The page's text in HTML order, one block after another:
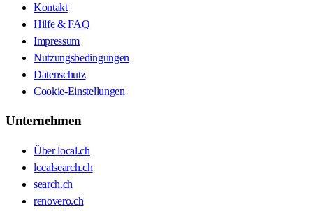
Kontakt
Hilfe & FAQ
Impressum
Nutzungsbedingungen
Datenschutz
Cookie-Einstellungen
Unternehmen
Über local.ch
localsearch.ch
search.ch
renovero.ch